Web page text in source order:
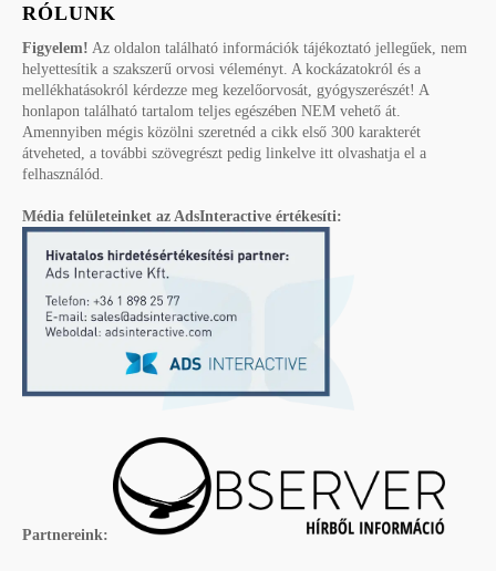
RÓLUNK
Figyelem! Az oldalon található információk tájékoztató jellegűek, nem
helyettesítik a szakszerű orvosi véleményt. A kockázatokról és a
mellékhatásokról kérdezze meg kezelőorvosát, gyógyszerészét! A
honlapon található tartalom teljes egészében NEM vehető át.
Amennyiben mégis közölni szeretnéd a cikk első 300 karakterét
átveheted, a további szövegrészt pedig linkelve itt olvashatja el a
felhasználód.
Média felületeinket az AdsInteractive értékesíti:
Partnereink: